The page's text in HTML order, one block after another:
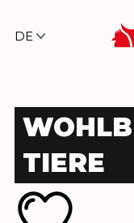
springen
TIERE